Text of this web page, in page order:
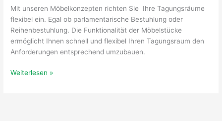
Mit unseren Möbelkonzepten richten Sie Ihre Tagungsräume
flexibel ein. Egal ob parlamentarische Bestuhlung oder
Reihenbestuhlung. Die Funktionalität der Möbelstücke
ermöglicht Ihnen schnell und flexibel Ihren Tagungsraum den
Anforderungen entsprechend umzubauen.
Weiterlesen »